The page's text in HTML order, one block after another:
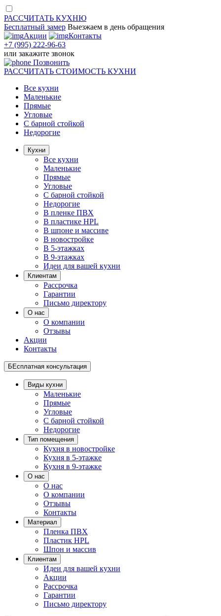
РАССЧИТАТЬ КУХНЮ
Бесплатный замер Выезжаем в день обращения
Акции
Контакты
+7 (995) 222-96-63
или закажите звонок
Позвонить
РАССЧИТАТЬ СТОИМОСТЬ КУХНИ
Все кухни
Маленькие
Прямые
Угловые
С барной стойкой
Недорогие
Кухни
Все кухни
Маленькие
Прямые
Угловые
С барной стойкой
Недорогие
В пленке ПВХ
В пластике HPL
В шпоне и массиве
В новостройке
В 5-этажках
В 9-этажках
Идеи для вашей кухни
Клиентам
Рассрочка
Гарантии
Письмо директору
О нас
О компании
Отзывы
Акции
Контакты
БЕсплатная консультация
Виды кухни
Маленькие
Прямые
Угловые
С барной стойкой
Недорогие
Тип помещения
Кухня в новостройке
Кухня в 5-этажке
Кухня в 9-этажке
О нас
О нас
О компании
Отзывы
Контакты
Материал
Пленка ПВХ
Пластик HPL
Шпон и массив
Клиентам
Идеи для вашей кухни
Акции
Рассрочка
Гарантии
Письмо директору